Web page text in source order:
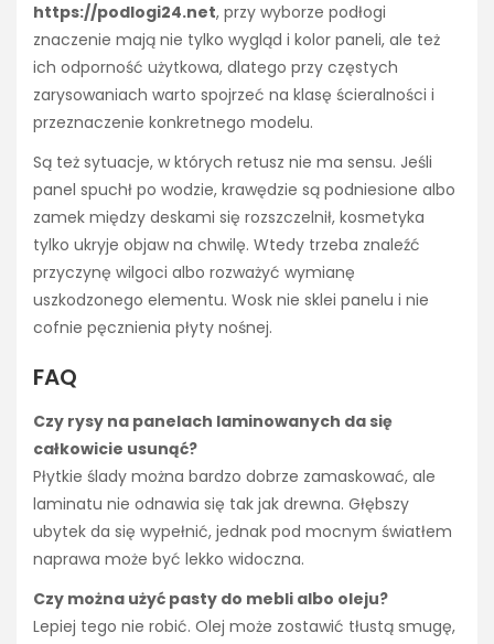
https://podlogi24.net, przy wyborze podłogi
znaczenie mają nie tylko wygląd i kolor paneli, ale też
ich odporność użytkowa, dlatego przy częstych
zarysowaniach warto spojrzeć na klasę ścieralności i
przeznaczenie konkretnego modelu.
Są też sytuacje, w których retusz nie ma sensu. Jeśli
panel spuchł po wodzie, krawędzie są podniesione albo
zamek między deskami się rozszczelnił, kosmetyka
tylko ukryje objaw na chwilę. Wtedy trzeba znaleźć
przyczynę wilgoci albo rozważyć wymianę
uszkodzonego elementu. Wosk nie sklei panelu i nie
cofnie pęcznienia płyty nośnej.
FAQ
Czy rysy na panelach laminowanych da się
całkowicie usunąć?
Płytkie ślady można bardzo dobrze zamaskować, ale
laminatu nie odnawia się tak jak drewna. Głębszy
ubytek da się wypełnić, jednak pod mocnym światłem
naprawa może być lekko widoczna.
Czy można użyć pasty do mebli albo oleju?
Lepiej tego nie robić. Olej może zostawić tłustą smugę,